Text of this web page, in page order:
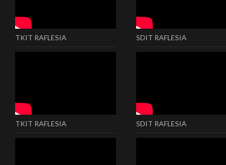
TKIT RAFLESIA
TKIT RAFLESIA
SDIT RAFLESIA
SDIT RAFLESIA